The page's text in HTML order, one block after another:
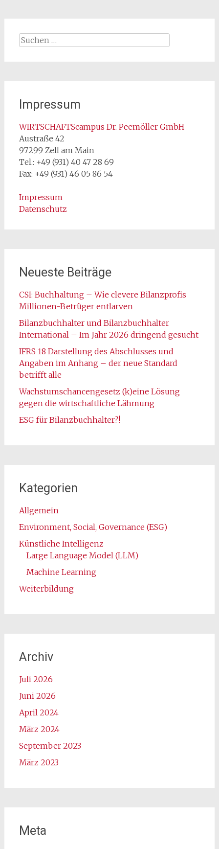
Suchen
nach:
Impressum
WIRTSCHAFTScampus Dr. Peemöller GmbH
Austraße 42
97299 Zell am Main
Tel.: +49 (931) 40 47 28 69
Fax: +49 (931) 46 05 86 54
Impressum
Datenschutz
Neueste Beiträge
CSI: Buchhaltung – Wie clevere Bilanzprofis
Millionen-Betrüger entlarven
Bilanzbuchhalter und Bilanzbuchhalter
International – Im Jahr 2026 dringend gesucht
IFRS 18 Darstellung des Abschlusses und
Angaben im Anhang – der neue Standard
betrifft alle
Wachstumschancengesetz (k)eine Lösung
gegen die wirtschaftliche Lähmung
ESG für Bilanzbuchhalter?!
Kategorien
Allgemein
Environment, Social, Governance (ESG)
Künstliche Intelligenz
Large Language Model (LLM)
Machine Learning
Weiterbildung
Archiv
Juli 2026
Juni 2026
April 2024
März 2024
September 2023
März 2023
Meta